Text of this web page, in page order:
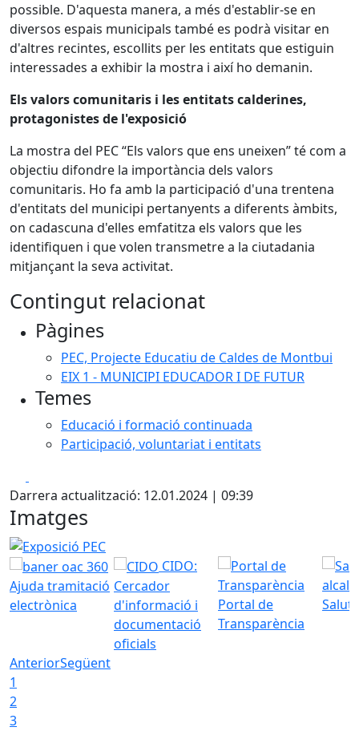
possible. D'aquesta manera, a més d'establir-se en
diversos espais municipals també es podrà visitar en
d'altres recintes, escollits per les entitats que estiguin
interessades a exhibir la mostra i així ho demanin.
Els valors comunitaris i les entitats calderines,
protagonistes de l'exposició
La mostra del PEC “Els valors que ens uneixen” té com a
objectiu difondre la importància dels valors
comunitaris. Ho fa amb la participació d'una trentena
d'entitats del municipi pertanyents a diferents àmbits,
on cadascuna d'elles emfatitza els valors que les
identifiquen i que volen transmetre a la ciutadania
mitjançant la seva activitat.
Contingut relacionat
Pàgines
PEC, Projecte Educatiu de Caldes de Montbui
EIX 1 - MUNICIPI EDUCADOR I DE FUTUR
Temes
Educació i formació continuada
Participació, voluntariat i entitats
Darrera actualització: 12.01.2024 | 09:39
Imatges
Exposició PEC "Els valors que ens uneixen"
Ajuda tramitació
electrònica
CIDO:
Cercador
d'informació i
documentació
oficials
Portal de
Transparència
AnteriorSegüent
1
2
3